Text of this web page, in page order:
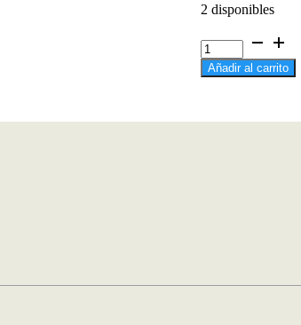
2 disponibles
Craquelador
Crackle-
Añadir al carrito